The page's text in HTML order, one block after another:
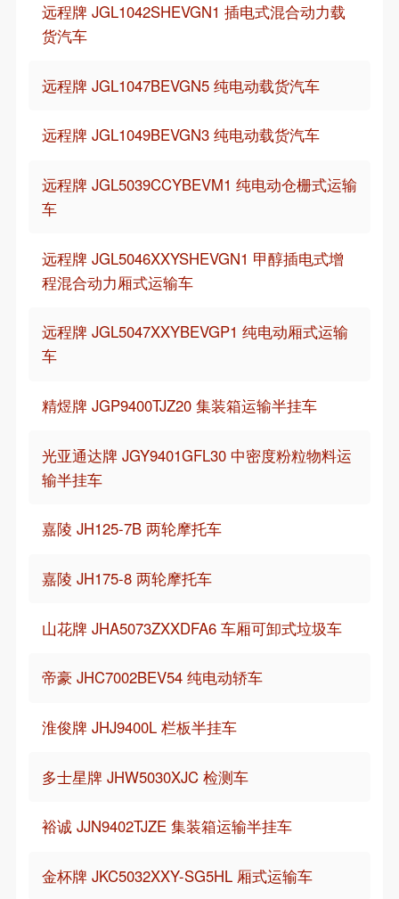
远程牌 JGL1042SHEVGN1 插电式混合动力载
货汽车
远程牌 JGL1047BEVGN5 纯电动载货汽车
远程牌 JGL1049BEVGN3 纯电动载货汽车
远程牌 JGL5039CCYBEVM1 纯电动仓栅式运输
车
远程牌 JGL5046XXYSHEVGN1 甲醇插电式增
程混合动力厢式运输车
远程牌 JGL5047XXYBEVGP1 纯电动厢式运输
车
精煜牌 JGP9400TJZ20 集装箱运输半挂车
光亚通达牌 JGY9401GFL30 中密度粉粒物料运
输半挂车
嘉陵 JH125-7B 两轮摩托车
嘉陵 JH175-8 两轮摩托车
山花牌 JHA5073ZXXDFA6 车厢可卸式垃圾车
帝豪 JHC7002BEV54 纯电动轿车
淮俊牌 JHJ9400L 栏板半挂车
多士星牌 JHW5030XJC 检测车
裕诚 JJN9402TJZE 集装箱运输半挂车
金杯牌 JKC5032XXY-SG5HL 厢式运输车